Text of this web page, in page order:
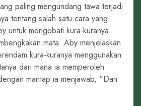
paling mengundang tawa terjadi
tentang salah satu cara yang
untuk mengobati kura-kuranya
mata. Aby menjelaskan
kura-kuranya menggunakan
dari mana ia memperoleh
mantap ia menjawab, “Dari